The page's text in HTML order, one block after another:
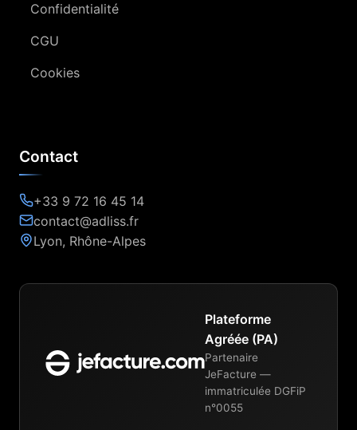
Confidentialité
CGU
Cookies
Contact
+33 9 72 16 45 14
contact@adliss.fr
Lyon, Rhône-Alpes
Plateforme
Agréée (PA)
Partenaire
JeFacture —
immatriculée DGFiP
n°0055